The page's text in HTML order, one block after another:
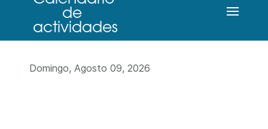
Domingo, Agosto 09, 2026